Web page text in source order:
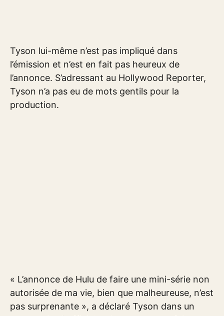
Tyson lui-même n’est pas impliqué dans
l’émission et n’est en fait pas heureux de
l’annonce. S’adressant au Hollywood Reporter,
Tyson n’a pas eu de mots gentils pour la
production.
« L’annonce de Hulu de faire une mini-série non
autorisée de ma vie, bien que malheureuse, n’est
pas surprenante », a déclaré Tyson dans un